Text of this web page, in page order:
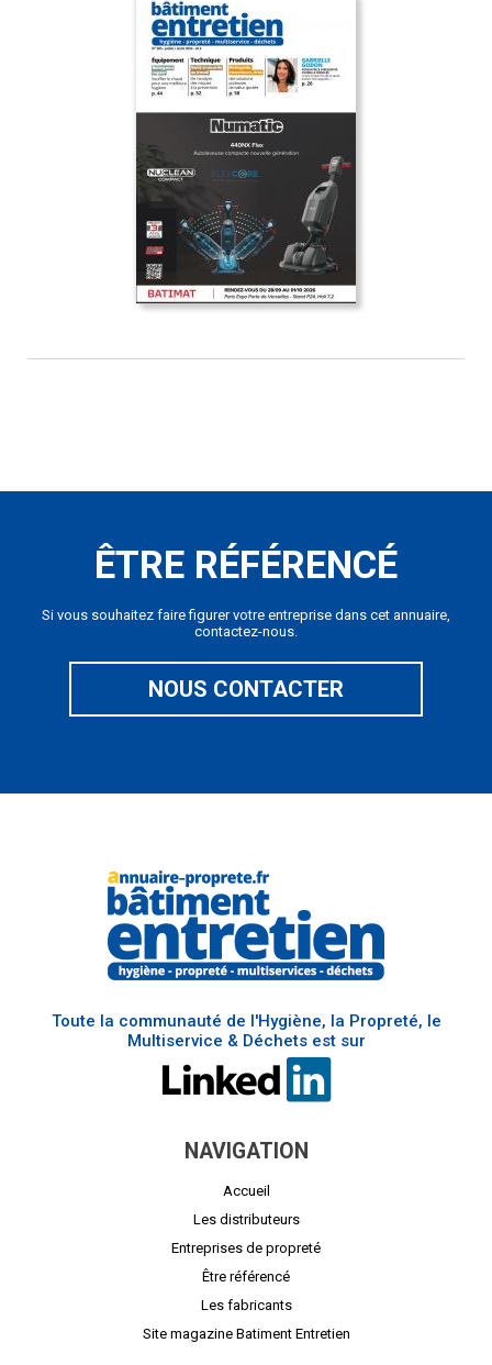
ÊTRE RÉFÉRENCÉ
Si vous souhaitez faire figurer votre entreprise dans cet annuaire,
contactez-nous.
NOUS CONTACTER
Toute la communauté de l'Hygiène, la Propreté, le
Multiservice & Déchets est sur
NAVIGATION
Accueil
Les distributeurs
Entreprises de propreté
Être référencé
Les fabricants
Site magazine Batiment Entretien